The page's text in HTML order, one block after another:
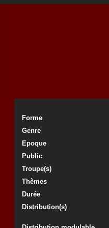
Forme
Genre
Epoque
Public
Troupe(s)
Thèmes
Durée
Distribution(s)